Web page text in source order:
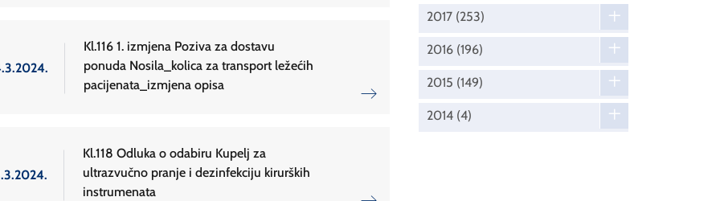
Kl.116 1. izmjena Poziva za dostavu
ponuda Nosila_kolica za transport ležećih
pacijenata_izmjena opisa
Kl.118 Odluka o odabiru Kupelj za
ultrazvučno pranje i dezinfekciju kirurških
instrumenata
2017 (253)
2016 (196)
2015 (149)
2014 (4)